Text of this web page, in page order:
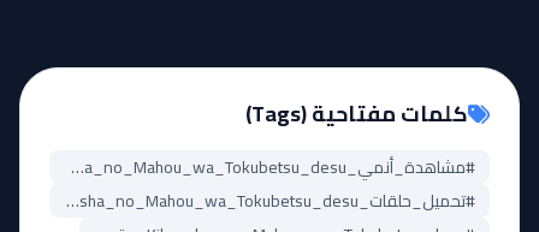
كلمات مفتاحية (Tags)
#مشاهدة_أنمي_Kikansha_no_Mahou_wa_Tokubetsu_desu
#تحميل_حلقات_Kikansha_no_Mahou_wa_Tokubetsu_desu